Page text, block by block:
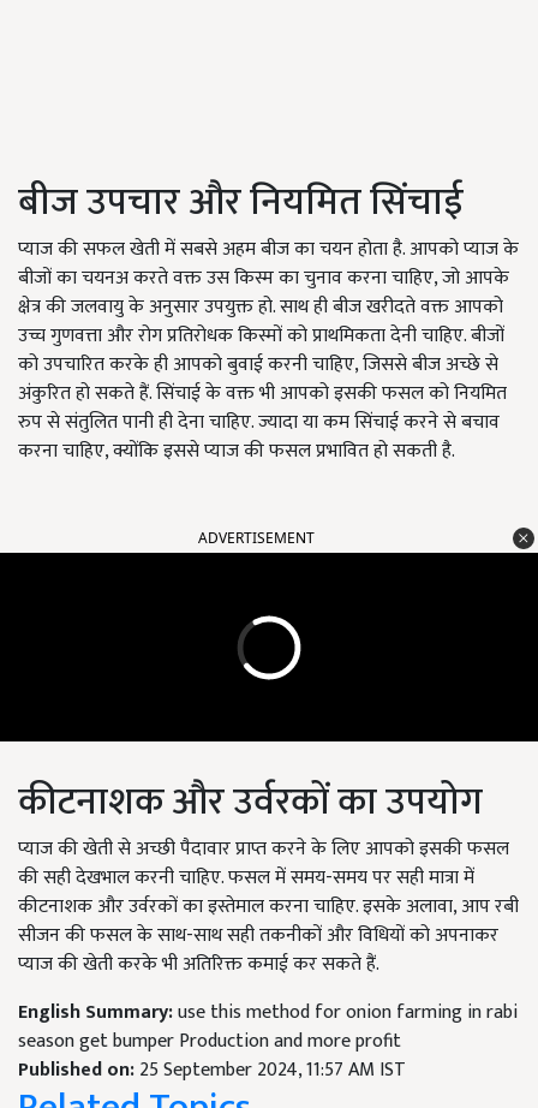
बीज उपचार और नियमित सिंचाई
प्याज की सफल खेती में सबसे अहम बीज का चयन होता है. आपको प्याज के
बीजों का चयनअ करते वक्त उस किस्म का चुनाव करना चाहिए, जो आपके
क्षेत्र की जलवायु के अनुसार उपयुक्त हो. साथ ही बीज खरीदते वक्त आपको
उच्च गुणवत्ता और रोग प्रतिरोधक किस्मों को प्राथमिकता देनी चाहिए. बीजों
को उपचारित करके ही आपको बुवाई करनी चाहिए, जिससे बीज अच्छे से
अंकुरित हो सकते हैं. सिंचाई के वक्त भी आपको इसकी फसल को नियमित
रुप से संतुलित पानी ही देना चाहिए. ज्यादा या कम सिंचाई करने से बचाव
करना चाहिए, क्योंकि इससे प्याज की फसल प्रभावित हो सकती है.
ADVERTISEMENT
कीटनाशक और उर्वरकों का उपयोग
प्याज की खेती से अच्छी पैदावार प्राप्त करने के लिए आपको इसकी फसल
की सही देखभाल करनी चाहिए. फसल में समय-समय पर सही मात्रा में
कीटनाशक और उर्वरकों का इस्तेमाल करना चाहिए. इसके अलावा, आप रबी
सीजन की फसल के साथ-साथ सही तकनीकों और विधियों को अपनाकर
प्याज की खेती करके भी अतिरिक्त कमाई कर सकते हैं.
English Summary:use this method for onion farming in rabi
season get bumper Production and more profit
Published on:25 September 2024, 11:57 AM IST